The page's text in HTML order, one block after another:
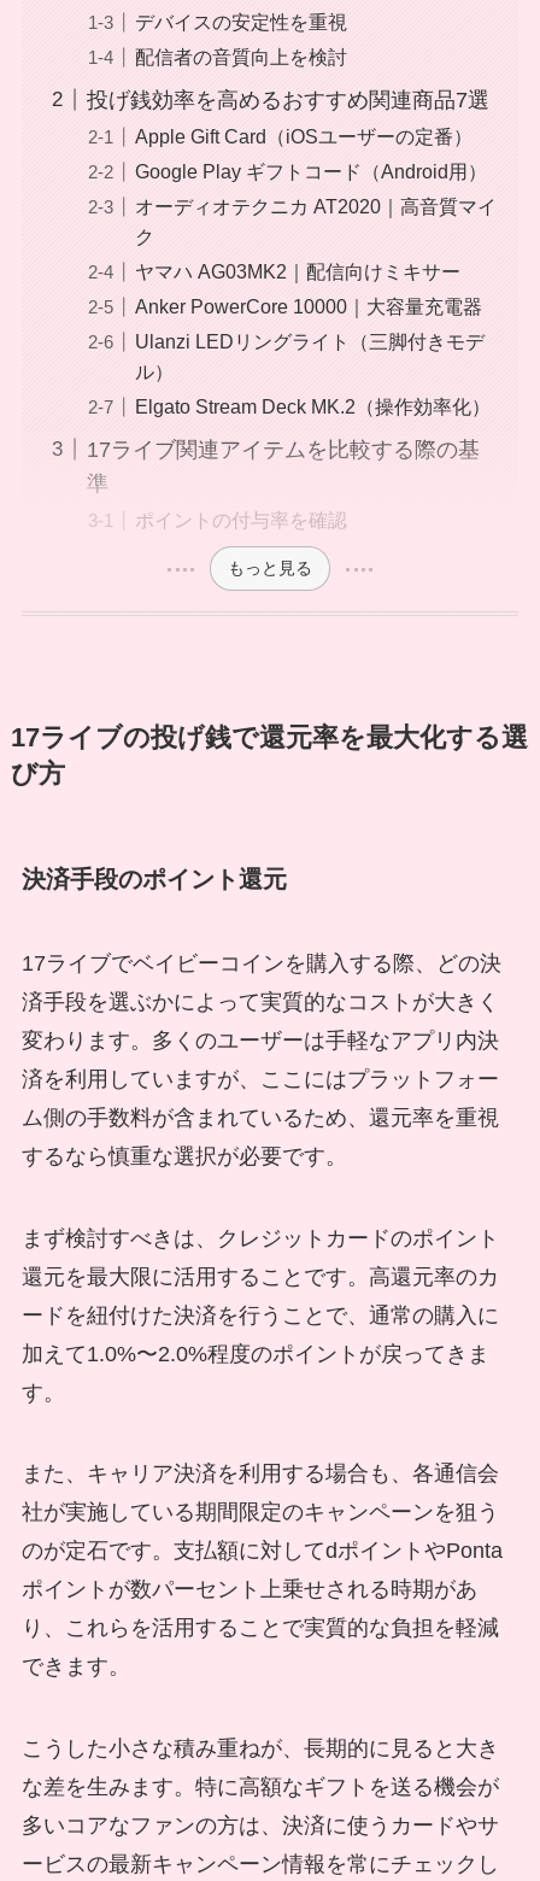
デバイスの安定性を重視
配信者の音質向上を検討
投げ銭効率を高めるおすすめ関連商品7選
Apple Gift Card（iOSユーザーの定番）
Google Play ギフトコード（Android用）
オーディオテクニカ AT2020｜高音質マイ
ク
ヤマハ AG03MK2｜配信向けミキサー
Anker PowerCore 10000｜大容量充電器
Ulanzi LEDリングライト（三脚付きモデ
ル）
Elgato Stream Deck MK.2（操作効率化）
17ライブ関連アイテムを比較する際の基
準
ポイントの付与率を確認
もっと見る
17ライブの投げ銭で還元率を最大化する選
び方
決済手段のポイント還元
17ライブでベイビーコインを購入する際、どの決
済手段を選ぶかによって実質的なコストが大きく
変わります。多くのユーザーは手軽なアプリ内決
済を利用していますが、ここにはプラットフォー
ム側の手数料が含まれているため、還元率を重視
するなら慎重な選択が必要です。
まず検討すべきは、クレジットカードのポイント
還元を最大限に活用することです。高還元率のカ
ードを紐付けた決済を行うことで、通常の購入に
加えて1.0%〜2.0%程度のポイントが戻ってきま
す。
また、キャリア決済を利用する場合も、各通信会
社が実施している期間限定のキャンペーンを狙う
のが定石です。支払額に対してdポイントやPonta
ポイントが数パーセント上乗せされる時期があ
り、これらを活用することで実質的な負担を軽減
できます。
こうした小さな積み重ねが、長期的に見ると大き
な差を生みます。特に高額なギフトを送る機会が
多いコアなファンの方は、決済に使うカードやサ
ービスの最新キャンペーン情報を常にチェックし